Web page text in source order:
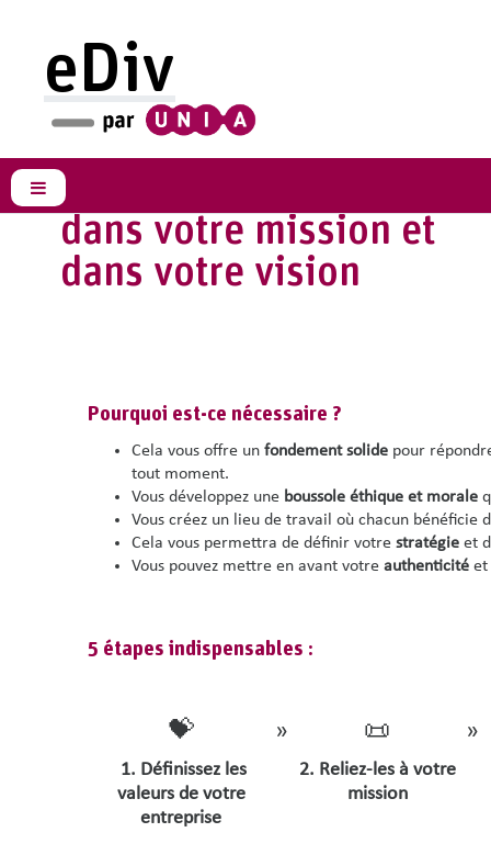
eDiv
Panneau latéral
Développer une
politique de
diversité
dans votre vision
Intégrez la diversité
dans votre mission et
dans votre vision
Pourquoi est-ce nécessaire ?
Cela vous offre un fondement solide pour
tout moment.
Vous développez une boussole éthique et morale
Vous créez un lieu de travail où chacun bénéficie
Cela vous permettra de définir votre stratégie et
Vous pouvez mettre en avant votre authenticité et
5 étapes indispensables :
💝 » 📜 »
1. Définissez les
valeurs de votre
entreprise
2. Reliez-les à votre
mission